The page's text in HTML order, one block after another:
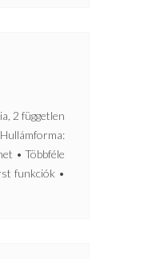
2 független
• Többféle
funkciók •